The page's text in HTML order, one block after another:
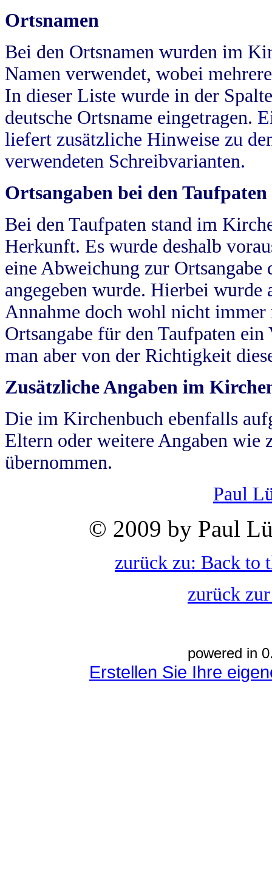
Ortsnamen
Bei den Ortsnamen wurden im
Namen verwendet, wobei
In dieser Liste wurde in der
deutsche Ortsname eingetragen.
liefert zusätzliche Hinweise zu
verwendeten Schreibvarianten.
Ortsangaben bei den Taufpaten
Bei den Taufpaten stand im
Herkunft. Es wurde deshalb
eine Abweichung zur
angegeben wurde. Hierbei wurde
Annahme doch wohl nicht
Ortsangabe für den Taufpaten
man aber von der Richtigkeit
Zusätzliche Angaben im
Die im Kirchenbuch ebenfalls
Eltern oder weitere Angaben wie
übernommen.
Paul
© 2009 by Paul
zurück zu: Back to
zurück
powered in
Erstellen Sie Ihre